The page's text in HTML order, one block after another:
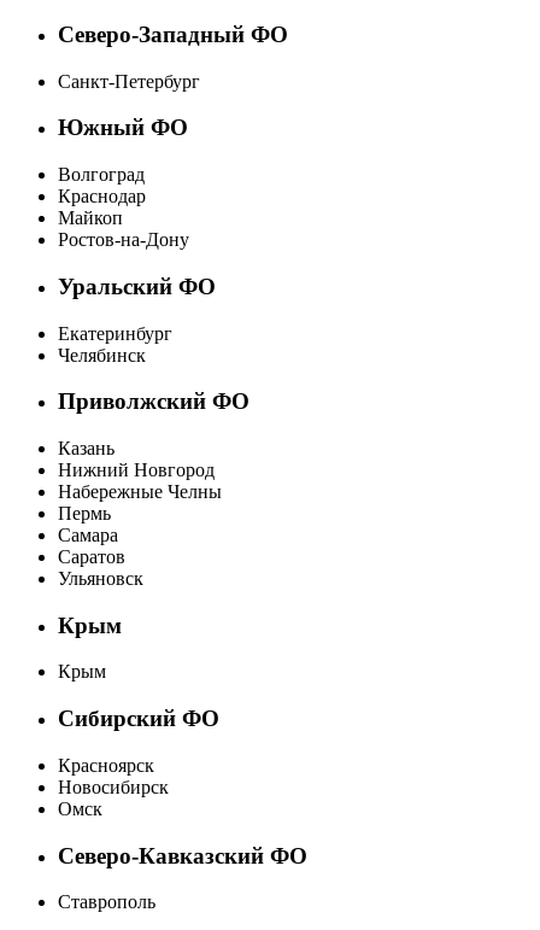
Северо-Западный ФО
Санкт-Петербург
Южный ФО
Волгоград
Краснодар
Майкоп
Ростов-на-Дону
Уральский ФО
Екатеринбург
Челябинск
Приволжский ФО
Казань
Нижний Новгород
Набережные Челны
Пермь
Самара
Саратов
Ульяновск
Крым
Крым
Сибирский ФО
Красноярск
Новосибирск
Омск
Северо-Кавказский ФО
Ставрополь